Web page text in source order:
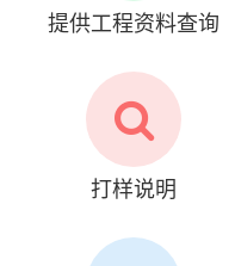
提供工程资料查询
打样说明